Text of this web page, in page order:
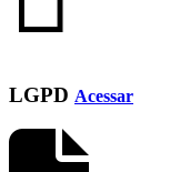
LGPD Acessar